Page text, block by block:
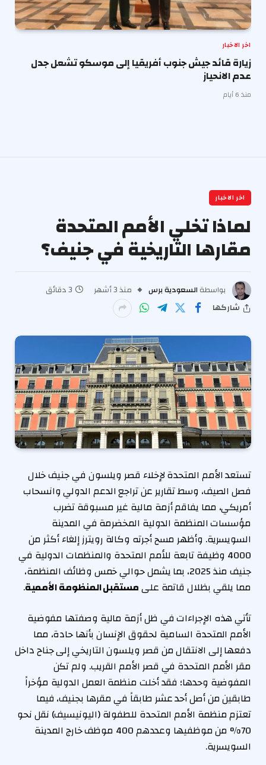
اخر الاخبار
زيارة قائد جيش جنوب أفريقيا إلى موسكو تشعل جدل
عدم الانحياز
منذ 6 أيام
اخر الاخبار
لماذا تخلي الأمم المتحدة
مقارها التاريخية في جنيف؟
بواسطة السعودية برس منذ 3 أشهر
3 دقائق
شاركها
تستعد الأمم المتحدة لإخلاء قصر ويلسون في جنيف خلال
فصل الصيف، وسط تقارير عن تراجع الدعم الدولي وانسحاب
أمريكي، مما يفاقم أزمة مالية غير مسبوقة تضرب
مؤسسات المنظمة الدولية المخضرمة في المدينة
السويسرية. وأظهر مسح أجرته وكالة رويترز إلغاء أكثر من
4000 وظيفة تابعة للأمم المتحدة والمنظمات الدولية في
جنيف منذ 2025، بما يشمل حوالي خمس وظائف المنظمة،
مما يلقي بظلال قاتمة علىمستقبل المنظومة الأممية.
تأتي هذه الإجراءات في ظل أزمة مالية وصفتها مفوضية
الأمم المتحدة السامية لحقوق الإنسان بأنها حادة، مما
دفعها إلى الانتقال من قصر ويلسون التاريخي إلى جناح داخل
مقر الأمم المتحدة في قصر الأمم القريب. ولم تكن
المفوضية وحدها؛ فقد أخلت منظمة العمل الدولية مؤخراً
طابقين من أصل أحد عشر طابقاً في مقرها بجنيف، فيما
تعتزم منظمة الأمم المتحدة للطفولة (اليونيسيف) نقل نحو
70% من موظفيها وعددهم 400 موظف خارج المدينة
السويسرية.